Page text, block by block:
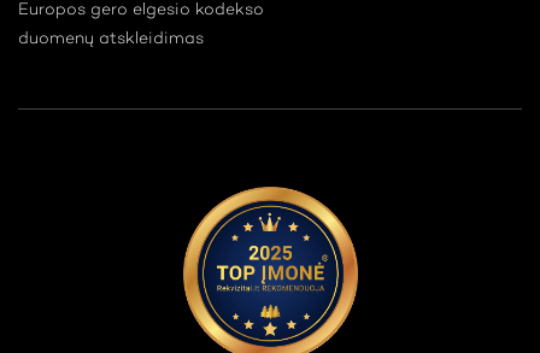
Europos gero elgesio kodekso
duomenų atskleidimas